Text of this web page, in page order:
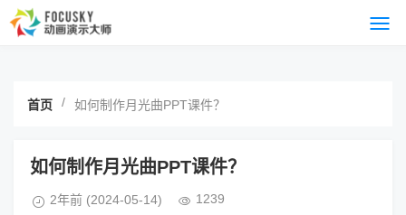
首页 / 如何制作月光曲PPT课件？
如何制作月光曲PPT课件？
2年前 (2024-05-14) 1239